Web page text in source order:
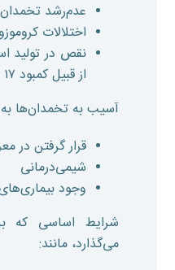
عدم‌رشد
اختلالات
نقص در تولید
از قبیل کمبود ۱۷ آلفا هیدروکسیلاز
آسیب به تخمدان‌ها
قرار گرفتن در
شیمی‌درمانی
وجود
شرایط اساسی که
می‌گذارد، مانند: